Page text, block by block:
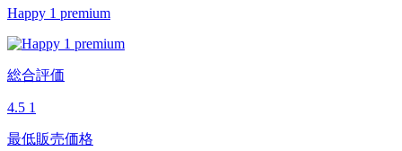
Happy 1 premium
総合評価
4.5 1
最低販売価格